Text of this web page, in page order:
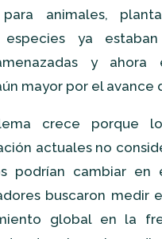
animales,
especies ya
y ahora
mayor por el avance
crece porque
actuales no
podrían cambiar en
buscaron medir
global en la